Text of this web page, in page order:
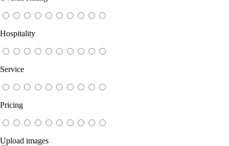
Hospitality
Service
Pricing
Upload images